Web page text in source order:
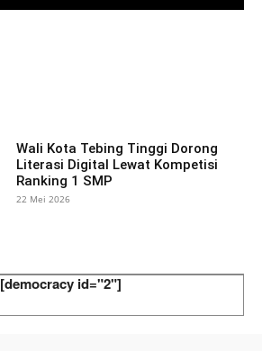
Wali Kota Tebing Tinggi Dorong
Literasi Digital Lewat Kompetisi
Ranking 1 SMP
22 Mei 2026
[democracy id="2"]